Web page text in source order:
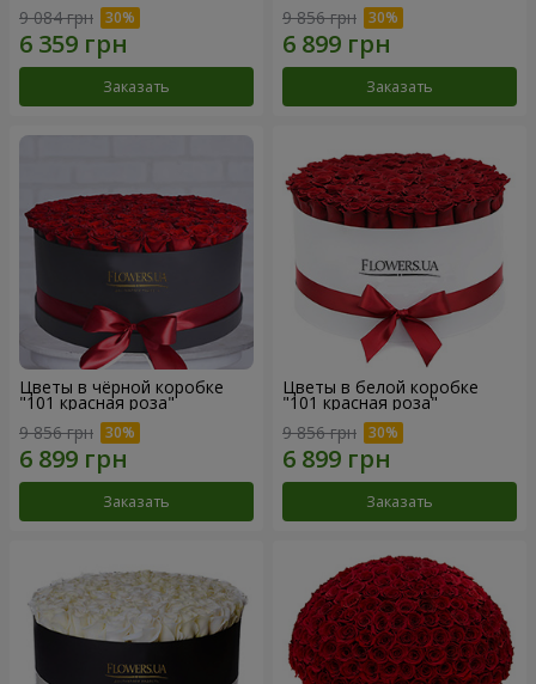
9 084 грн
Заказать
9 856 грн
Заказать
Цветы в чёрной коробке
"101 красная роза"
9 856 грн
Заказать
Цветы в белой коробке
"101 красная роза"
9 856 грн
Заказать